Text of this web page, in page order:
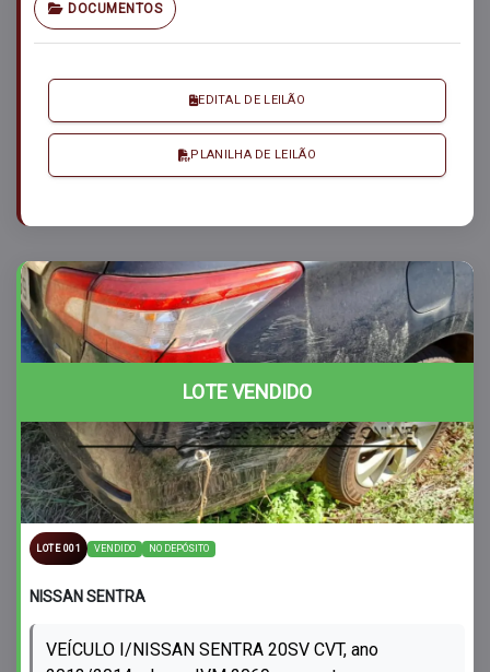
DOCUMENTOS
EDITAL DE LEILÃO
PLANILHA DE LEILÃO
LOTE VENDIDO
LOTE 001 VENDIDO NO DEPÓSITO
NISSAN SENTRA
VEÍCULO I/NISSAN SENTRA 20SV CVT, ano